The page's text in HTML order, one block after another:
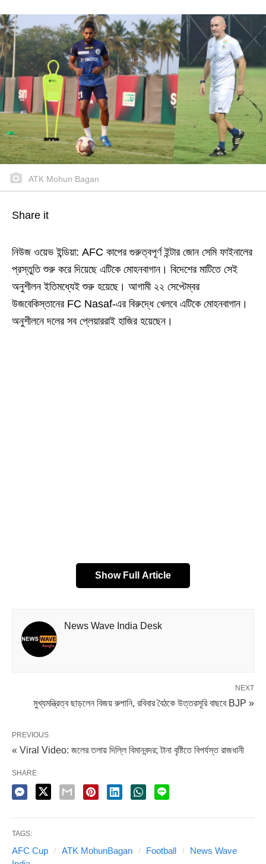
ATK Mohun Bagan
Share it
নিউজ ওয়েভ ইন্ডিয়া: AFC কাপের গুরুত্বপূর্ণ ইন্টার জোন সেমি ফাইনালের
প্রস্তুতি শুরু করে দিয়েছে এটিকে মোহনবাগান। বিদেশের মাটিতে সেই
অনুশীলন ইতিমধ্যেই শুরু হয়েছে। আগামী ২২ সেপ্টেম্বর
উজবেকিস্তানের FC Nasaf-এর বিরুদ্ধে খেলবে এটিকে মোহনবাগান।
অনুশীলনে দলের সব প্লেয়াররাই হাজির হয়েছেন।
এদিকে সুস্থ হয়ে উঠে ট্রেনিং শুরু করেছেন ভারতের তারকা নির্ভরযোগ্য
ডিফেন্ডার সন্দেশ ঝিঙ্গান (Sandesh Jhingan)। এই মরশুমে
তিনি। কিন্তু মরশুমের শুরুতেই অনুশীলনের সময় চোট পেয়ে যাওয়ায়
বিদেশি দলের হয়ে অভিষেক ঘটেনি তাঁর। তবে ট্রেনিং শুরু করলেও
শনিবারের ম্যাচে নামতে পারবেন না সন্দেশ।
Show Full Article
News Wave India Desk
NEXT
মুখ্যমন্ত্রিত্ব ছাড়লেন বিজয় রুপানি, রবিবার বৈঠকে উত্তরসূরি বাছবে BJP »
PREVIOUS
« Viral Video: জলের তলায় দিল্লি বিমানবন্দর; টানা বৃষ্টিতে বিপর্যস্ত রাজধানী
SHARE
TAGS:
AFC Cup ATK MohunBagan Football
News Wave